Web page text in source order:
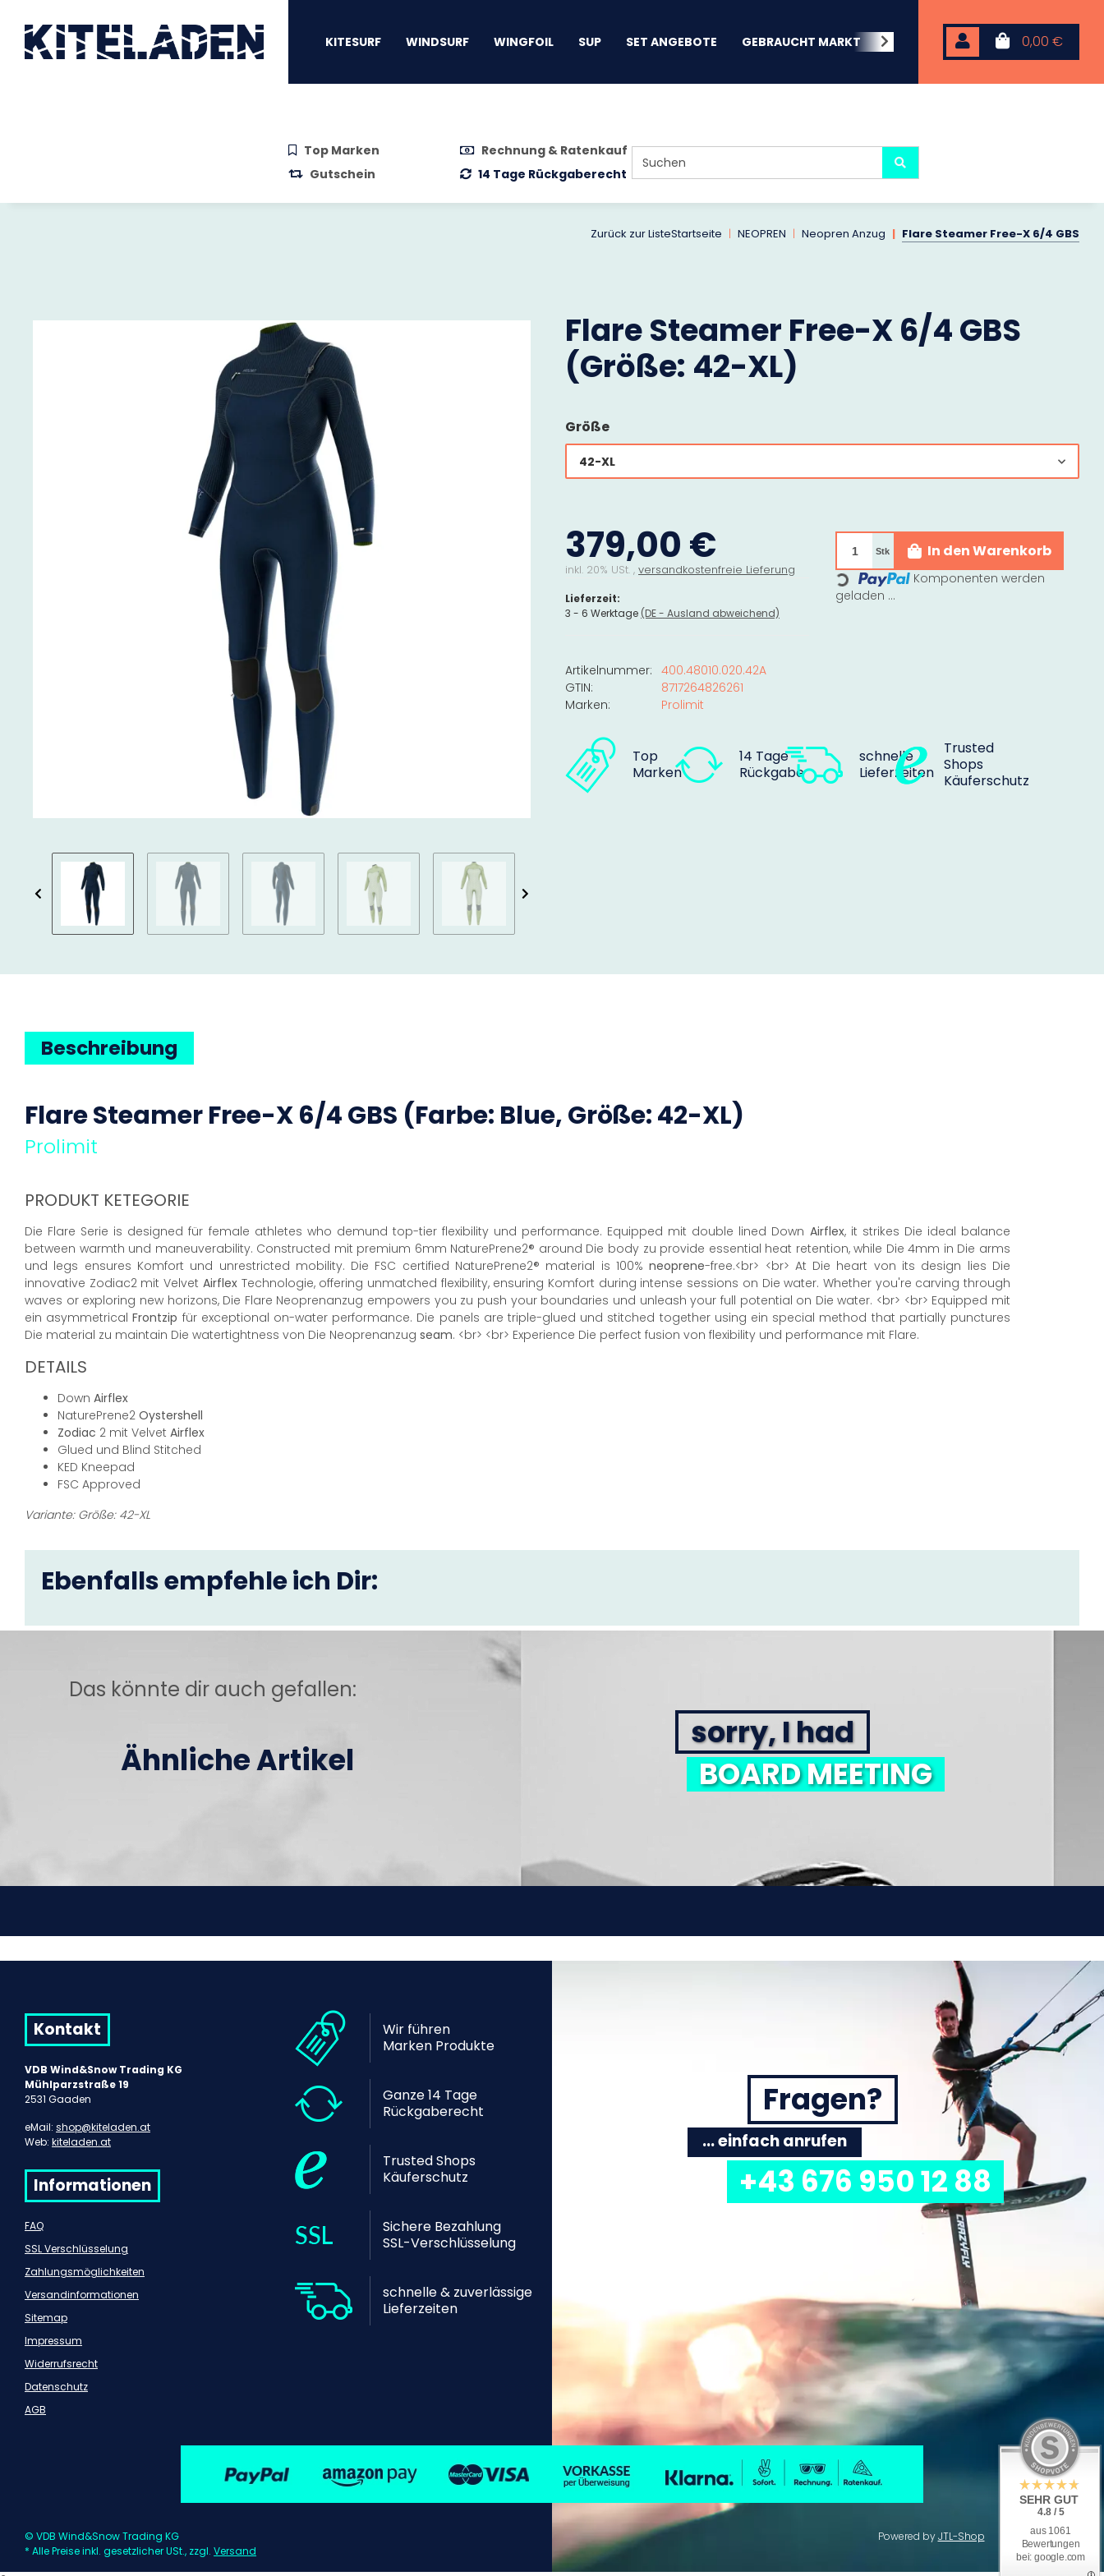
0,00 €
KITESURF WINDSURF WINGFOIL SUP SET ANGEBOTE GEBRAUCHT MARKT BEACHWEAR NEOPREN
Top Marken
Rechnung & Ratenkauf
Gutschein
14 Tage Rückgaberecht
Zurück zur ListeStartseite NEOPREN Neopren Anzug Flare Steamer Free-X 6/4 GBS
Flare Steamer Free-X 6/4 GBS
(Größe: 42-XL)
Größe
42-XL
379,00 €
inkl. 20% USt. , versandkostenfreie Lieferung
Lieferzeit:
3 - 6 Werktage (DE - Ausland abweichend)
Stk In den Warenkorb
Loading...
Komponenten werden
geladen ...
Artikelnummer: 400.48010.020.42A
GTIN:
8717264826261
Marken:
Prolimit
Top
Marken
14 Tage
Rückgabe
schnelle
Lieferzeiten
Trusted
Shops
Käuferschutz
Beschreibung
Flare Steamer Free-X 6/4GBS (Farbe: Blue, Größe: 42-XL)
Prolimit
PRODUKT KETEGORIE
Die Flare Serie is designed für female athletes who demund top-tier flexibility und performance. Equipped mit double lined Down Airflex, it strikes Die ideal balance
between warmth und maneuverability. Constructed mit premium 6mm NaturePrene2® around Die body zu provide essential heat retention, while Die 4mm in Die arms
und legs ensures Komfort und unrestricted mobility. Die FSC certified NaturePrene2® material is 100%neoprene-free.<br> <br> At Die heart von its design lies Die
innovative Zodiac2 mit Velvet AirflexTechnologie, offering unmatched flexibility, ensuring Komfort during intense sessions on Die water. Whether you're carving through
waves or exploring new horizons, Die Flare Neoprenanzug empowers you zu push your boundaries und unleash your full potential on Die water. <br> <br> Equipped mit
ein asymmetricalFrontzip für exceptional on-water performance. Die panels are triple-glued und stitched together using ein special method that partially punctures
Die material zu maintain Die watertightness von Die Neoprenanzug seam. <br> <br> Experience Die perfect fusion von flexibility und performance mit Flare.
DETAILS
Down Airflex
NaturePrene2 Oystershell
Zodiac 2 mit Velvet Airflex
Glued und Blind Stitched
KED Kneepad
FSC Approved
Variante: Größe: 42-XL
Ebenfalls empfehle ich Dir:
Das könnte dir auch gefallen:
Ähnliche Artikel
sorry, I had
BOARD MEETING
Kontakt
VDB Wind&Snow Trading KG
Mühlparzstraße 19
2531 Gaaden
eMail: shop@kiteladen.at
Web: kiteladen.at
Informationen
FAQ
SSL Verschlüsselung
Zahlungsmöglichkeiten
Versandinformationen
Sitemap
Impressum
Widerrufsrecht
Datenschutz
AGB
Wir führen
Marken Produkte
Ganze 14 Tage
Rückgaberecht
Trusted Shops
Käuferschutz
Sichere Bezahlung
SSL-Verschlüsselung
schnelle & zuverlässige
Lieferzeiten
Fragen?
... einfach anrufen
+43 676 950 12 88
© VDB Wind&Snow Trading KG
* Alle Preise inkl. gesetzlicher USt., zzgl. Versand
Powered byJTL-Shop
SEHR GUT
4.8 / 5
aus 1061
Bewertungen
bei: google.com